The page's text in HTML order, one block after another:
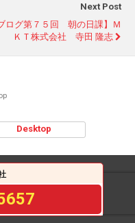
Next Post
ブログ第７５回 朝の日課】Ｍ
ＫＴ株式会社 寺田 隆志
Desktop